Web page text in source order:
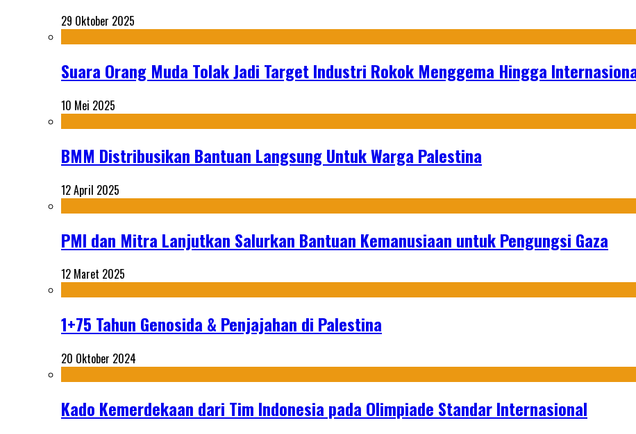
29 Oktober 2025
Suara Orang Muda Tolak Jadi Target Industri Rokok Menggema Hingga
10 Mei 2025
BMM Distribusikan Bantuan Langsung Untuk Warga Palestina
12 April 2025
PMI dan Mitra Lanjutkan Salurkan Bantuan Kemanusiaan untuk Pengungsi Gaza
12 Maret 2025
1+75 Tahun Genosida & Penjajahan di Palestina
20 Oktober 2024
Kado Kemerdekaan dari Tim Indonesia pada Olimpiade Standar Internasional